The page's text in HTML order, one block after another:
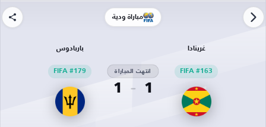
مباراة ودية
غرينادا
FIFA #163
1
انتهت المباراة
1
باربادوس
FIFA #179